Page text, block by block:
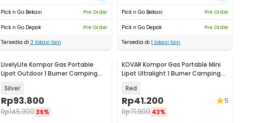
Pick n Go Bekasi
Pre Order
Pick n Go Depok
Pre Order
Tersedia di 3 lokasi lain
Pick n Go Bekasi
Pre Order
Pick n Go Depok
Pre Order
Tersedia di 1 lokasi lain
LivelyLife Kompor Gas Portable
Lipat Outdoor 1 Burner Camping
Silver
Rp93.800
Rp145.900 36%
KOVAR Kompor Gas Portable Mini
Lipat Ultralight 1 Burner Camping
Red
Rp41.200
Rp71.900 43%
5